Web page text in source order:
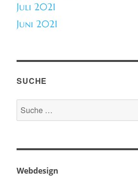
Juli 2021
Juni 2021
SUCHE
Suche
nach:
Webdesign